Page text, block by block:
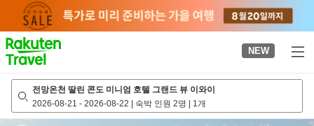
page
NEW
전망온천 딸린 콘도 미니엄 호텔 그랜드 뷰 이와이
2026-08-21 - 2026-08-22 | 숙박 인원 2명 | 1개